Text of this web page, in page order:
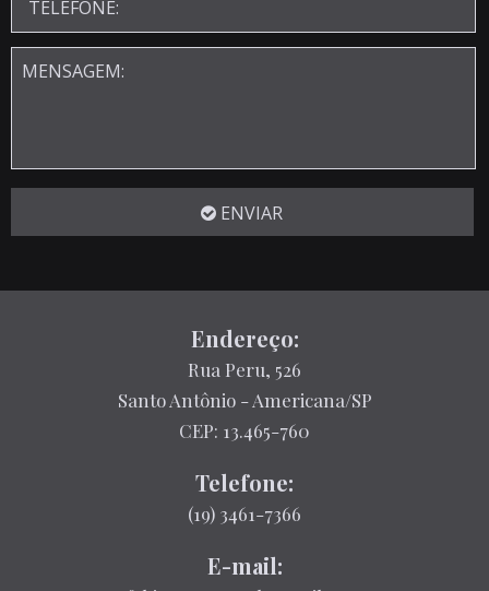
ENVIAR
Endereço:
Rua Peru, 526
Santo Antônio - Americana/SP
CEP: 13.465-760
Telefone:
(19) 3461-7366
E-mail: